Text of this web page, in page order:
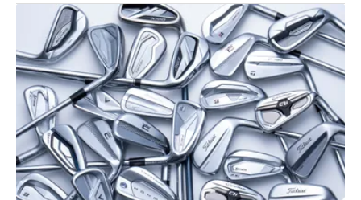
田辺直喜